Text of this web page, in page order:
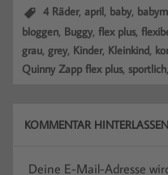
4 Räder,april baby,
bloggen, Buggy,flex plus,
grau,grey, Kinder, Kleinkind,
Quinny Zapp flex plus, sportlich
KOMMENTAR HINTERLASSEN
Deine E-Mail-Adresse